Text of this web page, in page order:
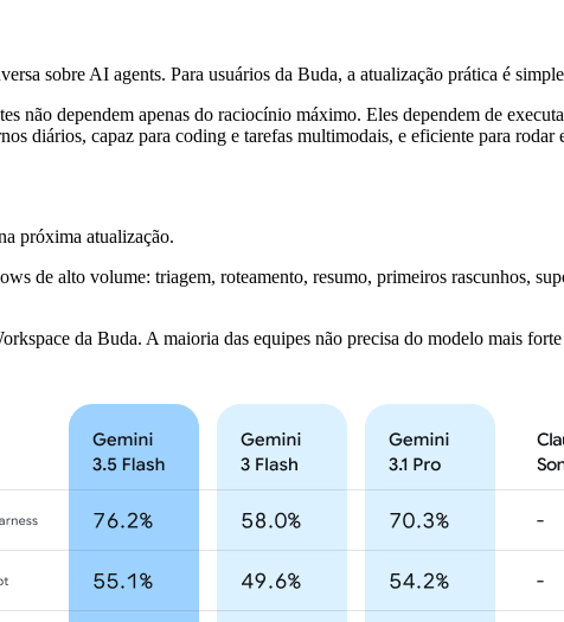
sobre AI agents. Para usuários da Buda, a atualização prática é
não dependem apenas do raciocínio máximo. Eles dependem de
diários, capaz para coding e tarefas multimodais, e eficiente para rodar
próxima atualização.
de alto volume: triagem, roteamento, resumo, primeiros rascunhos,
da Buda. A maioria das equipes não precisa do modelo mais